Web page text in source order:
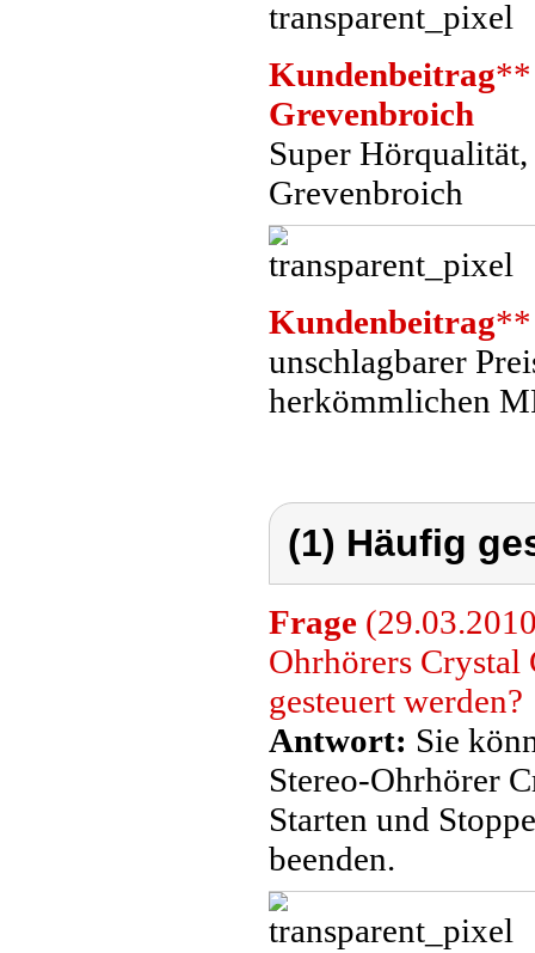
Kundenbeitrag**
Grevenbroich
Super
Grevenbroich
Kundenbeitrag**
unschlagbarer
herkömmlichen
(1) Häufig
Frage
Ohrhörers Crystal
gesteuert werden?
Antwort: Sie
Stereo-Ohrhörer
Starten und
beenden.